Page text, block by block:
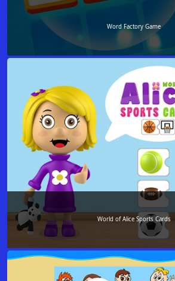
Word Factory Game
World of Alice Sports Cards